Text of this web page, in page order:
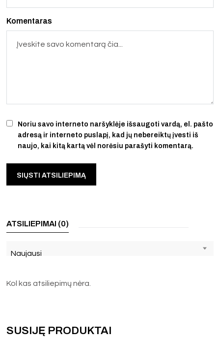
Noriu savo interneto naršyklėje išsaugoti vardą, el. pašto
adresą ir interneto puslapį, kad jų nebereiktų įvesti iš
naujo, kai kitą kartą vėl norėsiu parašyti komentarą.
Komentaras
ATSILIEPIMAI (0)
Naujausi
Kol kas atsiliepimų nėra.
SUSIJĘ PRODUKTAI